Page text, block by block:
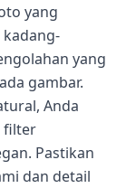
yang
yang
gambar.
Anda
filter
Pastikan
dan detail